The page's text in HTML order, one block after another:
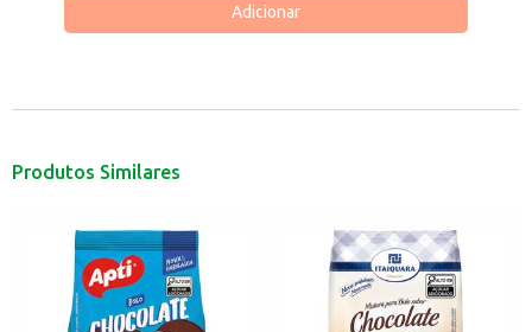
Adicionar
Produtos Similares